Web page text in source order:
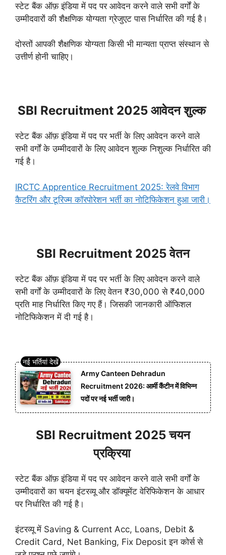
स्टेट बैंक ऑफ़ इंडिया में पद पर आवेदन करने वाले सभी वर्गों के
उम्मीदवारों की शैक्षणिक योग्यता ग्रेजुएट पास निर्धारित की गई है।
दोस्तों आपकी शैक्षणिक योग्यता किसी भी मान्यता प्राप्त संस्थान से
उत्तीर्ण होनी चाहिए।
SBI Recruitment 2025 आवेदन शुल्क
स्टेट बैंक ऑफ़ इंडिया में पद पर भर्ती के लिए आवेदन करने वाले
सभी वर्गों के उम्मीदवारों के लिए आवेदन शुल्क निशुल्क निर्धारित की
गई है।
IRCTC Apprentice Recruitment 2025: रेलवे विभाग
कैटरिंग और टूरिज्म कॉरपोरेशन भर्ती का नोटिफिकेशन हुआ जारी।
SBI Recruitment 2025 वेतन
स्टेट बैंक ऑफ़ इंडिया में पद पर भर्ती के लिए आवेदन करने वाले
सभी वर्गों के उम्मीदवारों के लिए वेतन ₹30,000 से ₹40,000
प्रति माह निर्धारित किए गए हैं। जिसकी जानकारी ऑफिशल
नोटिफिकेशन में दी गई है।
Army Canteen Dehradun
Recruitment 2026: आर्मी कैंटीन में विभिन्न
पदों पर नई भर्ती जारी।
SBI Recruitment 2025 चयन
प्रक्रिया
स्टेट बैंक ऑफ़ इंडिया में पद पर आवेदन करने वाले सभी वर्गों के
उम्मीदवारों का चयन इंटरव्यू और डॉक्यूमेंट वेरिफिकेशन के आधार
पर निर्धारित की गई है।
इंटरव्यू में Saving & Current Acc, Loans, Debit &
Credit Card, Net Banking, Fix Deposit इन कोर्स से